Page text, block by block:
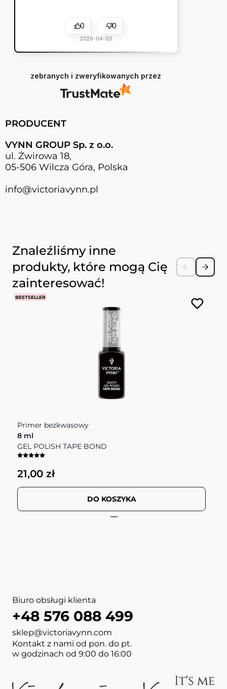
0 0
2026-04-03
zebranych i zweryfikowanych przez
PRODUCENT
VYNN GROUP Sp. z o.o.
ul. Żwirowa 18,
05-506 Wilcza Góra, Polska
info@victoriavynn.pl
Naciśnij, aby pominąć karuzelę
Znaleźliśmy inne
produkty, które mogą Cię
zainteresować!
BESTSELLER
Primer bezkwasowy
8 ml
GEL POLISH TAPE BOND
21,00 zł
DO KOSZYKA
Biuro obsługi klienta
+48 576 088 499
sklep@victoriavynn.com
Kontakt z nami od pon. do pt.
w godzinach od 9:00 do 16:00